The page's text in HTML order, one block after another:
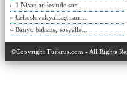
» 1 Nisan arifesinde son...
» Çekoslovakyalılaştıram...
» Banyo bahane, sosyalle...
©Copyright Turkrus.com - All Rights